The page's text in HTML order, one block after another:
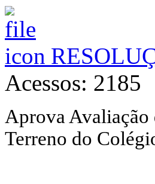
Acessos: 2185
Aprova Avaliação
Terreno do